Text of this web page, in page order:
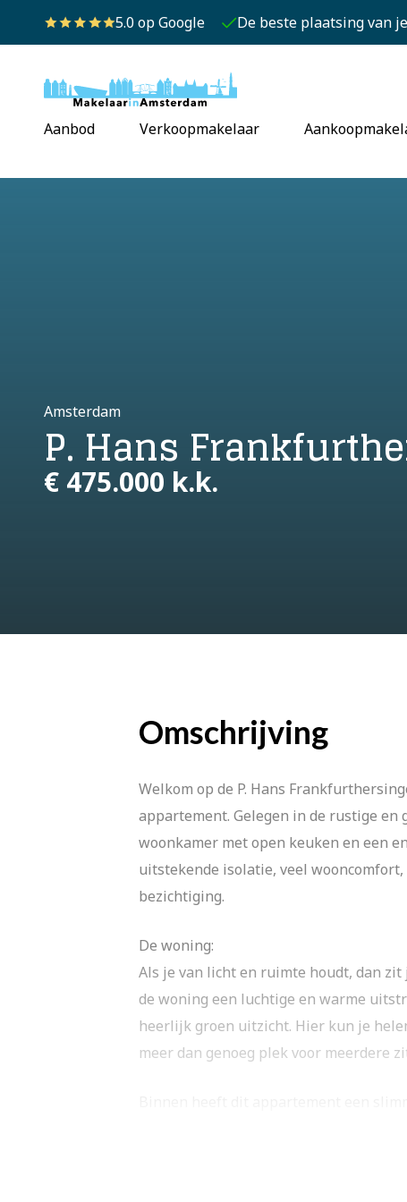
5.0 op Google De beste plaatsing van
Aanbod Verkoopmakelaar
Amsterdam
P. Hans
€ 475.000 k.k.
Omschrijving
Welkom op de P. Hans
appartement. Gelegen in de rustige
woonkamer met open keuken en een
uitstekende isolatie, veel
bezichtiging.
De woning:
Als je van licht en ruimte houdt, dan
de woning een luchtige en warme
heerlijk groen uitzicht. Hier kun je
meer dan genoeg plek voor meerdere